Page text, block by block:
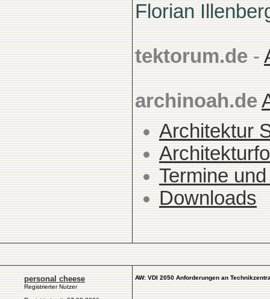
Florian
tektorum.de -
archinoah.de
Architektur
Termine
Downloads
personal cheese
Registrierter Nutzer
AW: VDI 2050 Anforderungen an